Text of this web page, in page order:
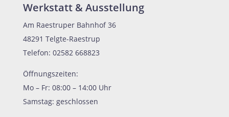
Werkstatt & Ausstellung
Am Raestruper Bahnhof 36
48291 Telgte-Raestrup
Telefon: 02582 668823
Öffnungszeiten:
Mo – Fr: 08:00 – 14:00 Uhr
Samstag: geschlossen